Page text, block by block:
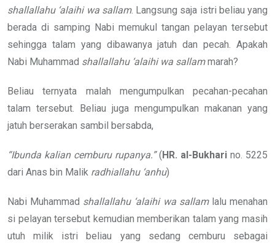
shallallahu ‘alaihi wa sallam. Langsung saja istri beliau yang
berada di samping Nabi memukul tangan pelayan tersebut
sehingga talam yang dibawanya jatuh dan pecah. Apakah
Nabi Muhammad shallallahu ‘alaihi wa sallammarah?
Beliau ternyata malah mengumpulkan pecahan-pecahan
talam tersebut. Beliau juga mengumpulkan makanan yang
jatuh berserakan sambil bersabda,
“Ibunda kalian cemburu rupanya.”( HR. al-Bukhari no. 5225
dari Anas bin Malik radhiallahu ‘anhu)
Nabi Muhammad shallallahu ‘alaihi wa sallamlalu menahan
si pelayan tersebut kemudian memberikan talam yang masih
utuh milik istri beliau yang sedang cemburu sebagai